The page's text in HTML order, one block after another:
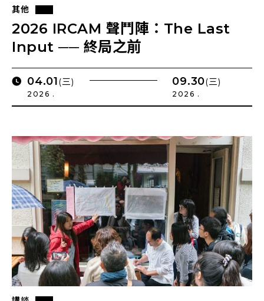
其他
2026 IRCAM 聲鬥陣：The Last
Input ── 終局之前
04.01(三)
2026 .
09.30(三)
2026 .